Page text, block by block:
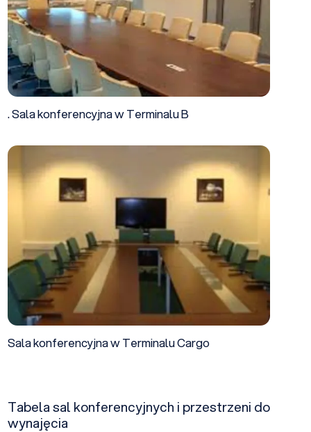
. Sala konferencyjna w Terminalu B
Sala konferencyjna w Terminalu Cargo
Tabela sal konferencyjnych i przestrzeni do
wynajęcia